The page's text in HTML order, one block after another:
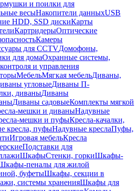
и поилки для
весыНакопители данныхUSB
HDD, SSD дискиКарты
КартридерыОптические
Камеры
для CCTVДомофоны,
для домаОхранные системы,
и управления
МебельМягкая мебельДиваны,
угловыеДиваны П-
диваныДиваны
Диваны садовыеКомплекты мягкой
мешки и диваныНадувные
мешки и пуфыКресла-качалки,
кресла, пуфыНадувные креслаПуфы,
Игровая мебельКресла
Подставки для
ШкафыСтенки, горкиШкафы-
пеналы для жилой
буфетыШкафы, секции в
системы храненияШкафы для